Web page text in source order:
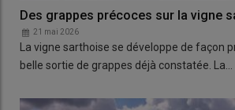
Des grappes précoces sur la vigne
21 mai 2026
La vigne sarthoise se développe de façon
belle sortie de grappes déjà constatée. La…